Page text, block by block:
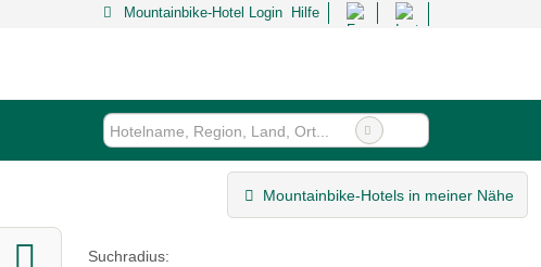
Mountainbike-Hotel Login Hilfe
Mountainbike-Hotels in meiner Nähe
Suchradius: